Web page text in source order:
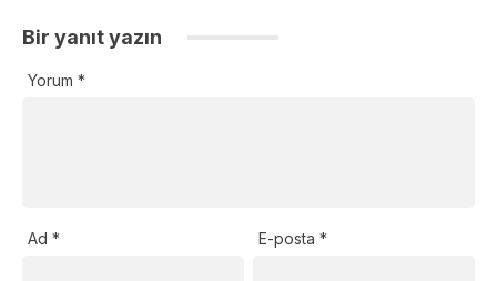
Bir yanıt yazın
Yorum *
Ad * E-posta*